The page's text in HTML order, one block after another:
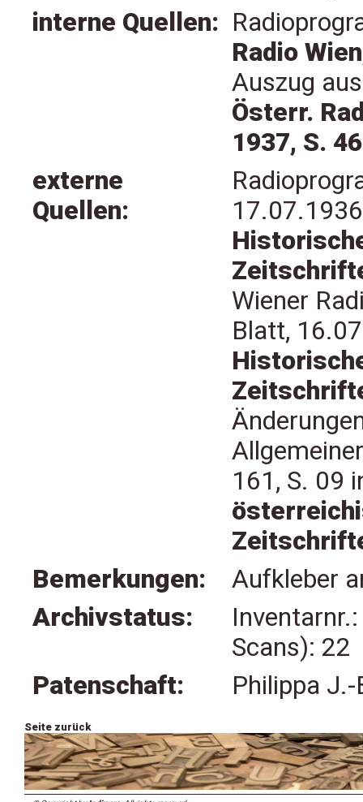
interne Quellen:
Radio
Auszug
Österr.
1937, S. 46
externe
Quellen:
Wiener
Blatt,
161, S. 09
Bemerkungen:
Aufkleber
Archivstatus:
Scans): 22
Patenschaft:
Philippa J.-
Seite zurück